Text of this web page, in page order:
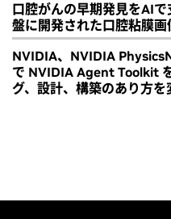
口腔がんの早期発見をAI
盤に開発された口腔粘膜
NVIDIA、NVIDIA
で NVIDIA Agent Toolkit
グ、設計、構築のあり方を